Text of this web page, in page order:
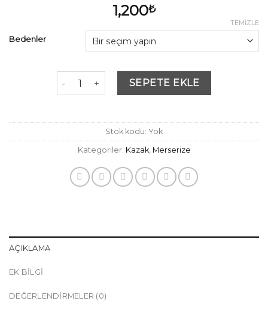
1,200₺
Bedenler
TEMIZLE
Ajurlu Devrik Yaka Siyah Merserize adet
SEPETE EKLE
Stok kodu: Yok
Kategoriler: Kazak, Merserize
AÇIKLAMA
EK BILGI
DEĞERLENDIRMELER (0)